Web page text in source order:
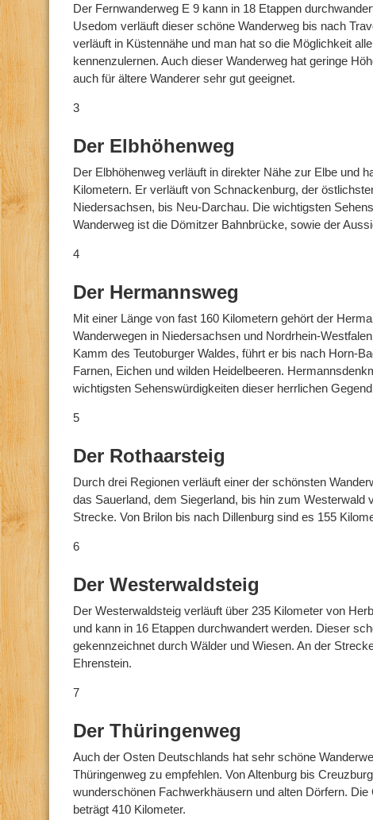
Der Fernwanderweg E 9 kann in 18 Etappen
Usedom verläuft dieser schöne Wanderweg bis nach
verläuft in Küstennähe und man hat so die Möglichkeit
kennenzulernen. Auch dieser Wanderweg hat geringe
auch für ältere Wanderer sehr gut geeignet.
3
Der Elbhöhenweg
Der Elbhöhenweg verläuft in direkter Nähe zur Elbe und
Kilometern. Er verläuft von Schnackenburg, der
Niedersachsen, bis Neu-Darchau. Die wichtigsten
Wanderweg ist die Dömitzer Bahnbrücke, sowie der
4
Der Hermannsweg
Mit einer Länge von fast 160 Kilometern gehört der
Wanderwegen in Niedersachsen und Nordrhein-
Kamm des Teutoburger Waldes, führt er bis nach Horn-
Farnen, Eichen und wilden Heidelbeeren.
wichtigsten Sehenswürdigkeiten dieser herrlichen
5
Der Rothaarsteig
Durch drei Regionen verläuft einer der schönsten
das Sauerland, dem Siegerland, bis hin zum Westerwald
Strecke. Von Brilon bis nach Dillenburg sind es 155
6
Der Westerwaldsteig
Der Westerwaldsteig verläuft über 235 Kilometer von
und kann in 16 Etappen durchwandert werden. Dieser
gekennzeichnet durch Wälder und Wiesen. An der
Ehrenstein.
7
Der Thüringenweg
Auch der Osten Deutschlands hat sehr schöne
Thüringenweg zu empfehlen. Von Altenburg bis
wunderschönen Fachwerkhäusern und alten Dörfern.
beträgt 410 Kilometer.